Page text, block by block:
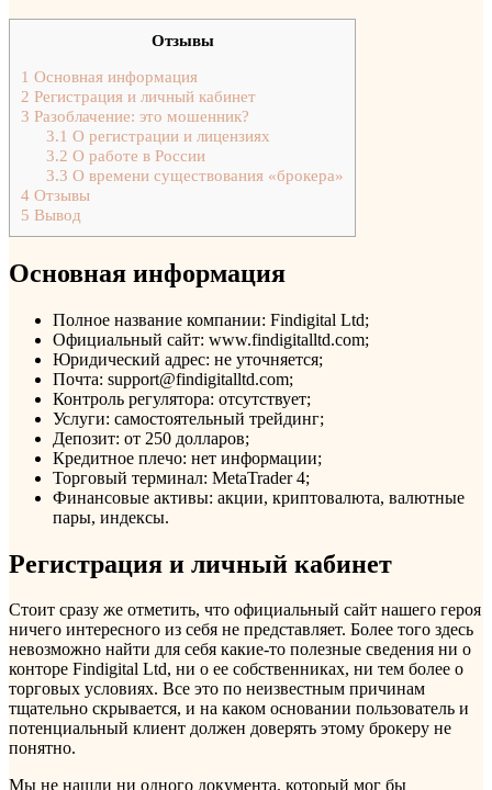
Отзывы
1 Основная информация
2 Регистрация и личный кабинет
3 Разоблачение: это мошенник?
3.1 О регистрации и лицензиях
3.2 О работе в России
3.3 О времени существования «брокера»
4 Отзывы
5 Вывод
Основная информация
Полное название компании: Findigital Ltd;
Официальный сайт: www.findigitalltd.com;
Юридический адрес: не уточняется;
Почта: support@findigitalltd.com;
Контроль регулятора: отсутствует;
Услуги: самостоятельный трейдинг;
Депозит: от 250 долларов;
Кредитное плечо: нет информации;
Торговый терминал: MetaTrader 4;
Финансовые активы: акции, криптовалюта, валютные
пары, индексы.
Регистрация и личный кабинет
Стоит сразу же отметить, что официальный сайт нашего героя
ничего интересного из себя не представляет. Более того здесь
невозможно найти для себя какие-то полезные сведения ни о
конторе Findigital Ltd, ни о ее собственниках, ни тем более о
торговых условиях. Все это по неизвестным причинам
тщательно скрывается, и на каком основании пользователь и
потенциальный клиент должен доверять этому брокеру не
понятно.
Мы не нашли ни одного документа, который мог бы